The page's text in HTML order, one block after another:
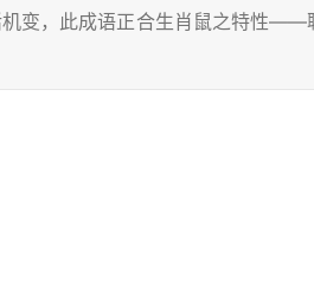
机变，此成语正合生肖鼠之特性——